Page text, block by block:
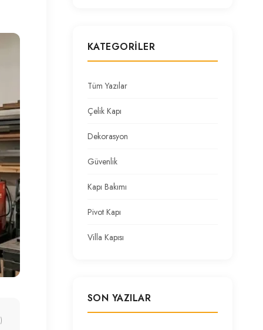
KATEGORILER
Tüm Yazılar
Çelik Kapı
Dekorasyon
Güvenlik
Kapı Bakımı
Pivot Kapı
Villa Kapısı
SON YAZILAR